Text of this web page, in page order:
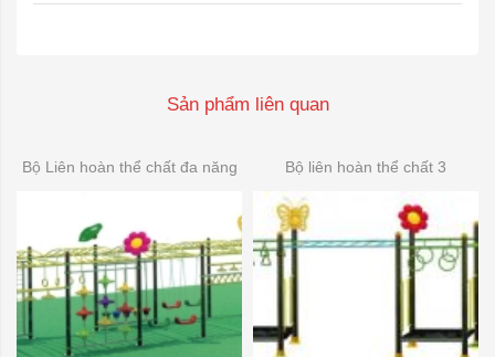
Sản phẩm liên quan
Bộ Liên hoàn thể chất đa năng Bộ liên hoàn thể chất 3